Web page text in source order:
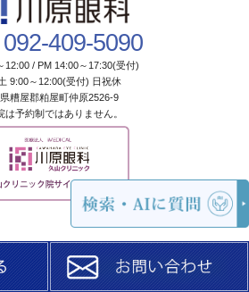
409-5090
12:00 / PM 14:00～17:30(受付)
9:00～12:00(受付) 日祝休
糟屋郡粕屋町仲原2526-9
予約制ではありません。
© 2016 iMEDICAL.